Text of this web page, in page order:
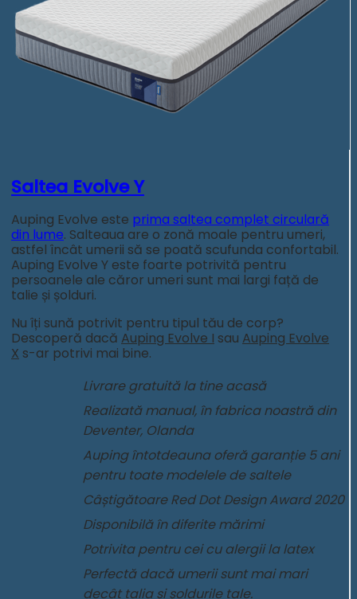
Saltea Evolve Y
Auping Evolve este prima saltea complet circulară
din lume. Salteaua are o zonă moale pentru umeri,
astfel încât umerii să se poată scufunda confortabil.
Auping Evolve Y este foarte potrivită pentru
persoanele ale căror umeri sunt mai largi față de
talie și șolduri.
Nu îți sună potrivit pentru tipul tău de corp?
Descoperă dacă Auping Evolve I sau Auping Evolve
X s-ar potrivi mai bine.
Livrare gratuită la tine acasă
Realizată manual, în fabrica noastră din
Deventer, Olanda
Auping întotdeauna oferă garanție 5 ani
pentru toate modelele de saltele
Câștigătoare Red Dot Design Award 2020
Disponibilă în diferite mărimi
Potrivita pentru cei cu alergii la latex
Perfectă dacă umerii sunt mai mari
decât talia și șoldurile tale.